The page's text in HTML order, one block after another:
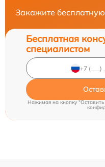
Закажите
Бесплатная
специалистом
Нажимая на кнопку